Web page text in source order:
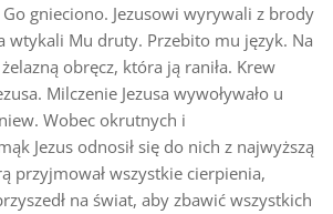
gnieciono. Jezusowi wyrywali z brody
wtykali Mu druty. Przebito mu język. Na
obręcz, która ją raniła. Krew
Milczenie Jezusa wywoływało u
Wobec okrutnych i
Jezus odnosił się do nich z najwyższą
przyjmował wszystkie cierpienia,
na świat, aby zbawić wszystkich